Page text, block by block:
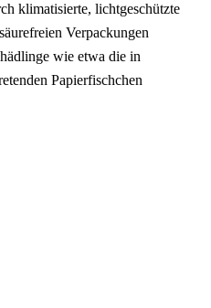
klimatisierte, lichtgeschützte
Verpackungen
wie etwa die in
Papierfischchen